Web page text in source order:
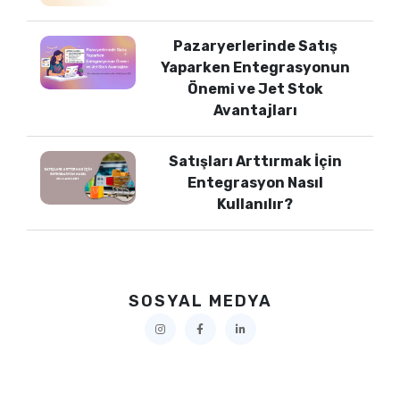
Pazaryerlerinde Satış
Yaparken Entegrasyonun
Önemi ve Jet Stok
Avantajları
Satışları Arttırmak İçin
Entegrasyon Nasıl
Kullanılır?
SOSYAL MEDYA